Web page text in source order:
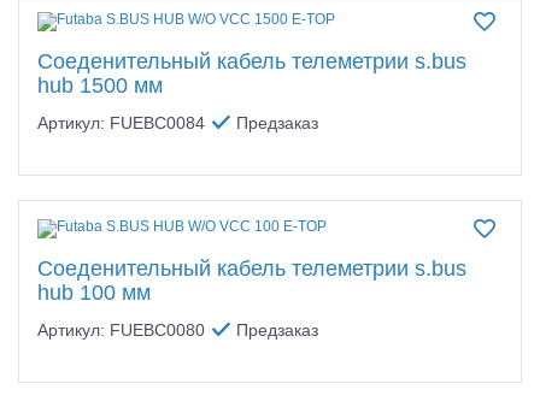
Соеденительный кабель телеметрии s.bus
hub 1500 мм
Артикул: FUEBC0084 Предзаказ
Соеденительный кабель телеметрии s.bus
hub 100 мм
Артикул: FUEBC0080 Предзаказ